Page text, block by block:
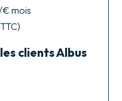
mois
clients Albus